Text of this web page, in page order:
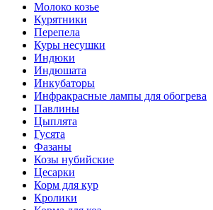
Молоко козье
Курятники
Перепела
Куры несушки
Индюки
Индюшата
Инкубаторы
Инфракрасные лампы для обогрева
Павлины
Цыплята
Гусята
Фазаны
Козы нубийские
Цесарки
Корм для кур
Кролики